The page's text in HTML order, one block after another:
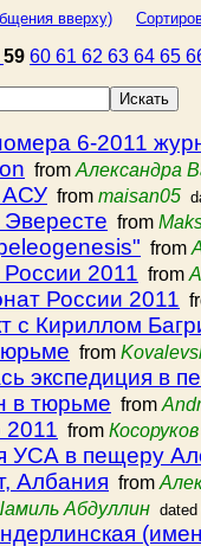
вверху)
59 60 61 62 63 64 65
6-2011
from Александра
АСУ from maisan05
Эвересте from
from
2011 from
России 2011
с Кириллом
from
экспедиция в
в тюрьме from
from
УСА в пещеру
Албания from
Абдуллин dated